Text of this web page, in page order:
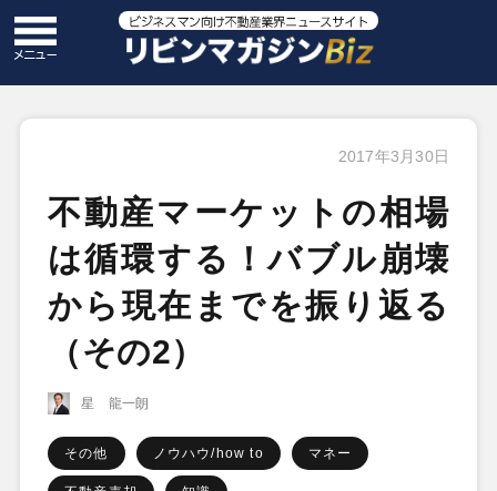
2017年3月30日
不動産マーケットの相場
は循環する！バブル崩壊
から現在までを振り返る
（その2）
星 龍一朗
その他 ノウハウ/how to マネー